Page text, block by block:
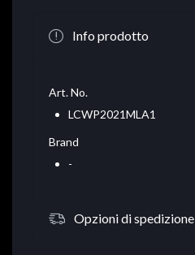
Info prodotto
Art. No.
LCWP2021MLA1
Brand
-
Opzioni di spedizione